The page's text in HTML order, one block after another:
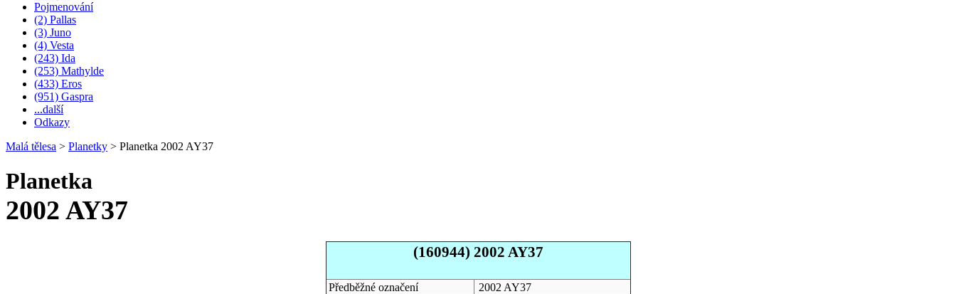
Pojmenování
(2) Pallas
(3) Juno
(4) Vesta
(243) Ida
(253) Mathylde
(433) Eros
(951) Gaspra
...další
Odkazy
Malá tělesa > Planetky > Planetka 2002 AY37
Planetka
2002 AY37
(160944) 2002 AY37
Předběžné označení
2002 AY37